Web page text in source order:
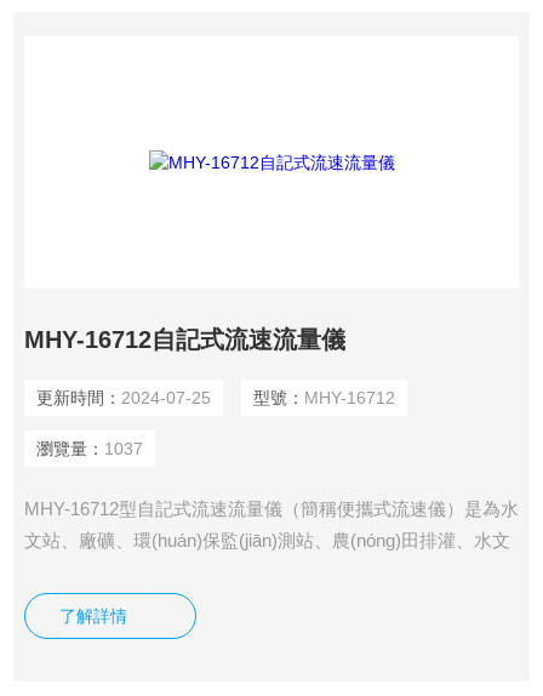
MHY-16712自記式流速流量儀
更新時間： 2024-07-25 型號： MHY-16712
瀏覽量： 1037
MHY-16712型自記式流速流量儀（簡稱便攜式流速儀）是為水
文站、廠礦、環(huán)保監(jiān)測站、農(nóng)田排灌、水文
研制的。
了解詳情